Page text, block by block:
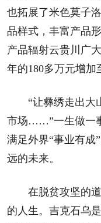
也拓展了米色莫子
品样式，丰富产品
产品辐射云贵川广
年的180多万元增加
“让彝绣走出大
市场……”一生做一
满足外界“事业有成
远的未来。
在脱贫攻坚的
的人生。吉克石乌